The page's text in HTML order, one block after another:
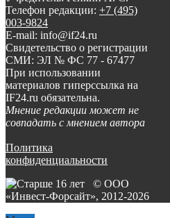
Телефон редакции: +7 (495)
003-9824
E-mail: info@if24.ru
Свидетельство о регистрации
СМИ: ЭЛ № ФС 77 - 67477
При использовании
материалов гиперссылка на
IF24.ru обязательна.
Мнение редакции может не
совпадать с мнением автора
Политика
конфиденциальности
© ООО
«Инвест-Форсайт», 2012-2026